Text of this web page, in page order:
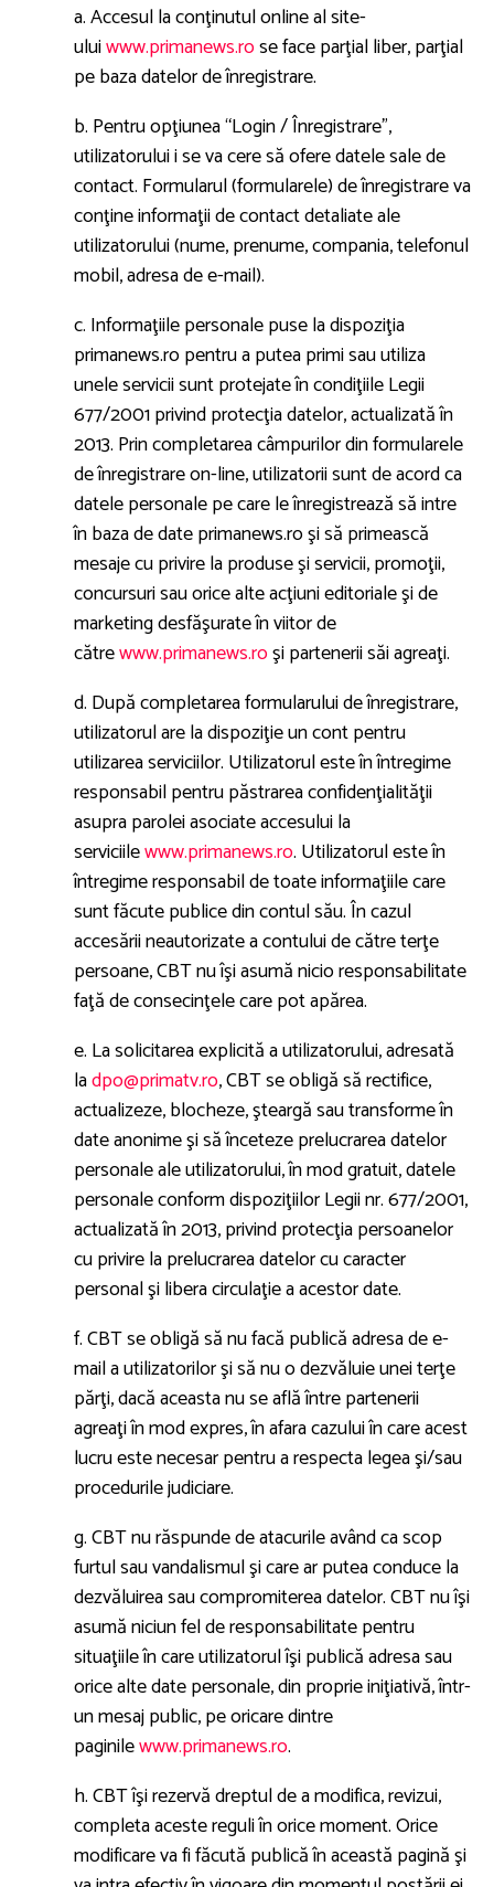
a. Accesul la conţinutul online al site-
uluiwww.primanews.rose face parţial liber, parţial
pe baza datelor de înregistrare.
b. Pentru opţiunea “Login / Înregistrare”,
utilizatorului i se va cere să ofere datele sale de
contact. Formularul (formularele) de înregistrare va
conţine informaţii de contact detaliate ale
utilizatorului (nume, prenume, compania, telefonul
mobil, adresa de e-mail).
c. Informaţiile personale puse la dispoziţia
primanews.ro pentru a putea primi sau utiliza
unele servicii sunt protejate în condiţiile Legii
677/2001 privind protecţia datelor, actualizată în
2013. Prin completarea câmpurilor din formularele
de înregistrare on-line, utilizatorii sunt de acord ca
datele personale pe care le înregistrează să intre
în baza de date primanews.ro şi să primească
mesaje cu privire la produse şi servicii, promoţii,
concursuri sau orice alte acţiuni editoriale şi de
marketing desfăşurate în viitor de
cătrewww.primanews.roşi partenerii săi agreaţi.
d. După completarea formularului de înregistrare,
utilizatorul are la dispoziţie un cont pentru
utilizarea serviciilor. Utilizatorul este în întregime
responsabil pentru păstrarea confidenţialităţii
asupra parolei asociate accesului la
serviciilewww.primanews.ro. Utilizatorul este în
întregime responsabil de toate informaţiile care
sunt făcute publice din contul său. În cazul
accesării neautorizate a contului de către terţe
persoane, CBT nu îşi asumă nicio responsabilitate
faţă de consecinţele care pot apărea.
e. La solicitarea explicită a utilizatorului, adresată
ladpo@primatv.ro, CBT se obligă să rectifice,
actualizeze, blocheze, şteargă sau transforme în
date anonime şi să înceteze prelucrarea datelor
personale ale utilizatorului, în mod gratuit, datele
personale conform dispoziţiilor Legii nr. 677/2001,
actualizată în 2013, privind protecţia persoanelor
cu privire la prelucrarea datelor cu caracter
personal şi libera circulaţie a acestor date.
f. CBT se obligă să nu facă publică adresa de e-
mail a utilizatorilor şi să nu o dezvăluie unei terţe
părţi, dacă aceasta nu se află între partenerii
agreaţi în mod expres, în afara cazului în care acest
lucru este necesar pentru a respecta legea şi/sau
procedurile judiciare.
g. CBT nu răspunde de atacurile având ca scop
furtul sau vandalismul şi care ar putea conduce la
dezvăluirea sau compromiterea datelor. CBT nu îşi
asumă niciun fel de responsabilitate pentru
situaţiile în care utilizatorul îşi publică adresa sau
orice alte date personale, din proprie iniţiativă, într-
un mesaj public, pe oricare dintre
paginilewww.primanews.ro.
h. CBT îşi rezervă dreptul de a modifica, revizui,
completa aceste reguli în orice moment. Orice
modificare va fi făcută publică în această pagină şi